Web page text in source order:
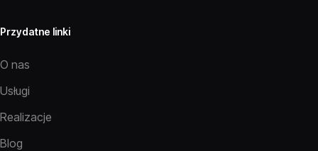
Przydatne linki
O nas
Usługi
Realizacje
Blog